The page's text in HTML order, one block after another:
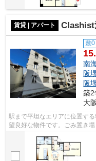
賃貸 | アパート Clashist
敷0
南
阪
阪
築2
大
駅まで平坦なエリアに位置す
望良好な物件です。ごみ置き